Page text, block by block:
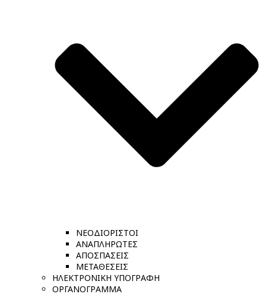
ΝΕΟΔΙΟΡΙΣΤΟΙ
ΑΝΑΠΛΗΡΩΤΕΣ
ΑΠΟΣΠΑΣΕΙΣ
ΜΕΤΑΘΕΣΕΙΣ
ΗΛΕΚΤΡΟΝΙΚΗ ΥΠΟΓΡΑΦΗ
ΟΡΓΑΝΟΓΡΑΜΜΑ